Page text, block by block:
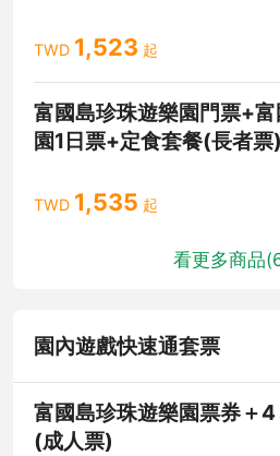
TWD 1,523 起
富國島珍珠遊樂園門票+
園1日票+定食套餐(長者票)
TWD 1,535 起
看更多商品(
園內遊戲快速通套票
富國島珍珠遊樂園票券＋
(成人票)